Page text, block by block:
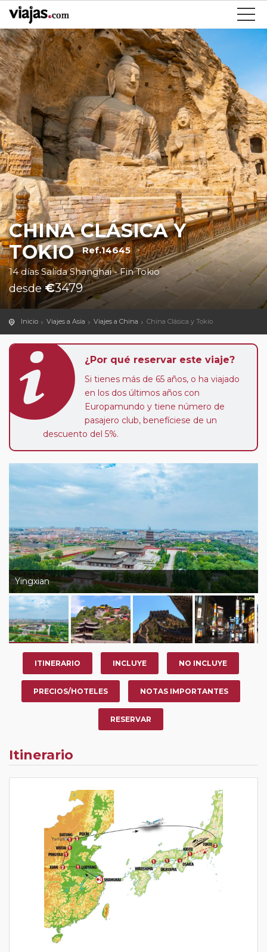
CHINA CLÁSICA Y
TOKIO Ref.14645
14 días Salida Shanghai - Fin Tokio
desde€3479
Inicio Viajes a Asia Viajes a China China Clásica y Tokio
¿Por qué reservar este viaje?
Si tienes más de 65 años, o ha viajado
en los dos últimos años con
Europamundo y tiene número de
pasajero club, benefíciese de un
descuento del 5%.
Yingxian
ITINERARIO INCLUYE NO INCLUYE
PRECIOS/HOTELES NOTAS IMPORTANTES
RESERVAR
Itinerario